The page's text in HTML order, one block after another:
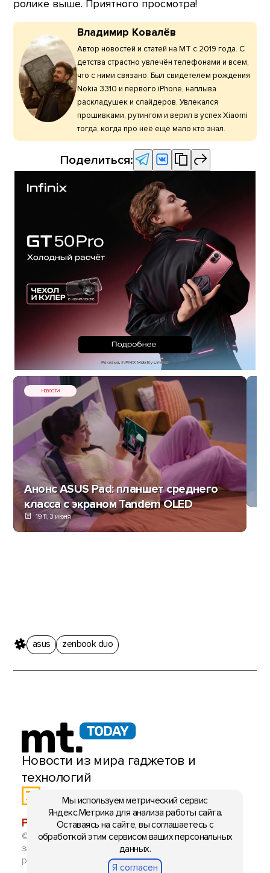
ролике выше. Приятного просмотра!
Владимир Ковалёв
Автор новостей и статей на МТ с 2019 года. С
детства страстно увлечён телефонами и всем,
что с ними связано. Был свидетелем рождения
Nokia 3310 и первого iPhone, наплыва
раскладушек и слайдеров. Увлекался
прошивками, рутингом и верил в успех Xiaomi
тогда, когда про неё ещё мало кто знал.
Поделиться:
НОВОСТИ
Анонс ASUS Pad: планшет среднего
класса с экраном Tandem OLED
19:11, 3 июня
asus zenbook duo
Новости из мира гаджетов и
технологий
РЕКЛАМА:mobiltelefon.ru@gmail.com
© 2006-2026 mt.today \ mobiltelefon.ru. Все права
защищены. Использование материалов с сайта
разрешено при указании ссылки на данный ресурс.
Мы используем метрический сервис
Яндекс.Метрика для анализа работы сайта.
Оставаясь на сайте, вы соглашаетесь с
обработкой этим сервисом ваших персональных
данных.
Я согласен